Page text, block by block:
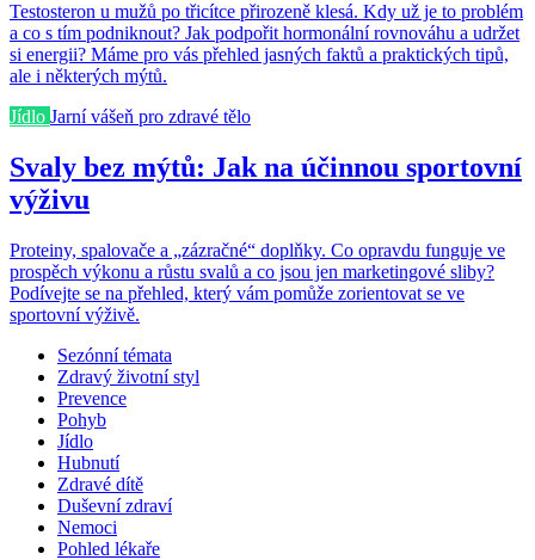
Testosteron u mužů po třicítce přirozeně klesá. Kdy už je to problém
a co s tím podniknout? Jak podpořit hormonální rovnováhu a udržet
si energii? Máme pro vás přehled jasných faktů a praktických tipů,
ale i některých mýtů.
Jídlo Jarní vášeň pro zdravé tělo
Svaly bez mýtů: Jak na účinnou sportovní
výživu
Proteiny, spalovače a „zázračné“ doplňky. Co opravdu funguje ve
prospěch výkonu a růstu svalů a co jsou jen marketingové sliby?
Podívejte se na přehled, který vám pomůže zorientovat se ve
sportovní výživě.
Sezónní témata
Zdravý životní styl
Prevence
Pohyb
Jídlo
Hubnutí
Zdravé dítě
Duševní zdraví
Nemoci
Pohled lékaře